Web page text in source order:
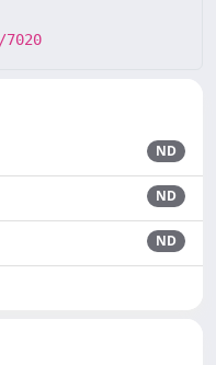
ND
ND
ND